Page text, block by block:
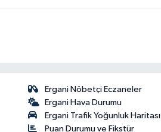
Ergani Nöbetçi Eczaneler
Ergani Hava Durumu
Ergani Trafik Yoğunluk Haritası
Puan Durumu ve Fikstür